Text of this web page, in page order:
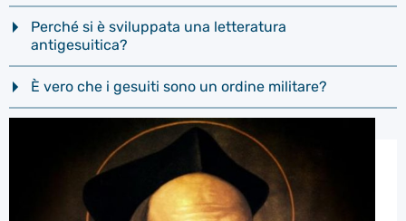
Perché si è sviluppata una letteratura
antigesuitica?
È vero che i gesuiti sono un ordine militare?